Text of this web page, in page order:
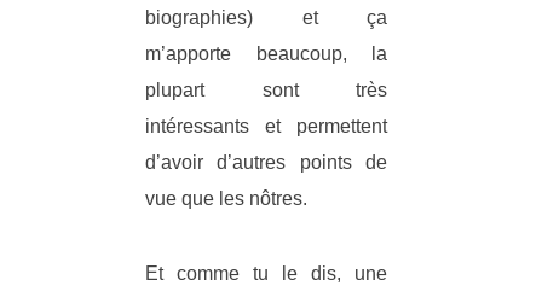
biographies) et ça
m’apporte beaucoup, la
plupart sont très
intéressants et permettent
d’avoir d’autres points de
vue que les nôtres.
Et comme tu le dis, une